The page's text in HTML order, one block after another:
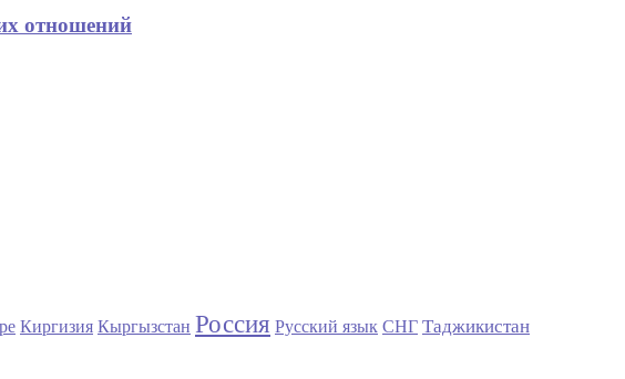
отношений
Киргизия Кыргызстан Россия Русский язык СНГ Таджикистан